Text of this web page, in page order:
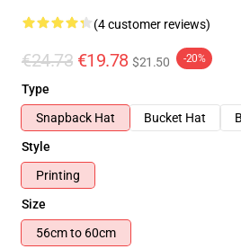
(4 customer reviews)
€24.73 €19.78 $21.50 -20%
Type
Snapback Hat
Bucket Hat
Style
Printing
Size
56cm to 60cm